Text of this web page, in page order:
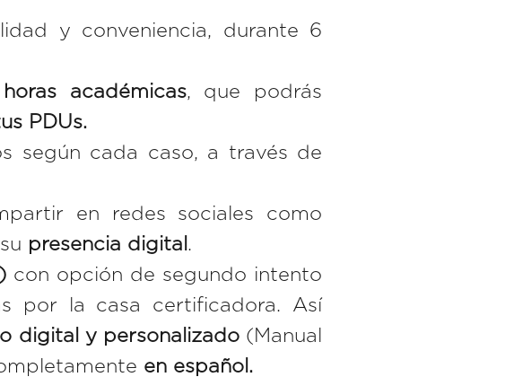
y conveniencia, durante 6
académicas, que podrás
PDUs.
según cada caso, a través de
en redes sociales como
presencia digital .
con opción de segundo intento
por la casa certificadora. Así
digital y personalizado(Manual
en español.